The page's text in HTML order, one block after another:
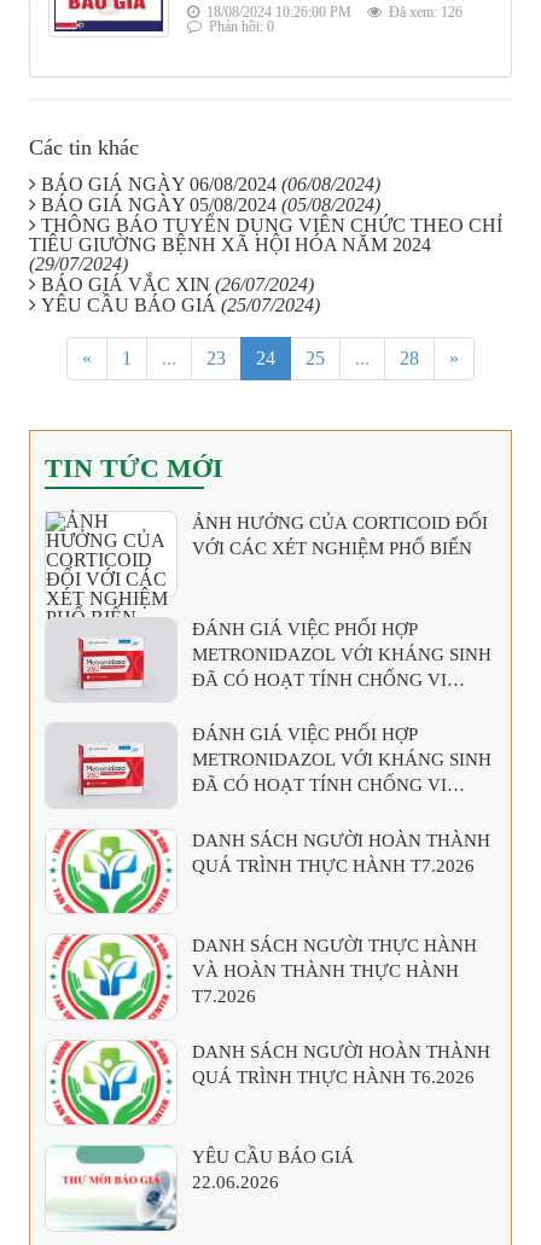
18/08/2024 10:26:00 PM
Đã xem: 126
Phản hồi: 0
Các tin khác
BÁO GIÁ NGÀY 06/08/2024 (06/08/2024)
BÁO GIÁ NGÀY 05/08/2024 (05/08/2024)
THÔNG BÁO TUYỂN DỤNG VIÊN CHỨC THEO CHỈ
TIÊU GIƯỜNG BỆNH XÃ HỘI HÓA NĂM 2024
(29/07/2024)
BÁO GIÁ VẮC XIN (26/07/2024)
YÊU CẦU BÁO GIÁ (25/07/2024)
« 1 ... 23 24 25 ... 28 »
TIN TỨC MỚI
ẢNH HƯỞNG CỦA CORTICOID ĐỐI
VỚI CÁC XÉT NGHIỆM PHỔ BIẾN
ĐÁNH GIÁ VIỆC PHỐI HỢP
METRONIDAZOL VỚI KHÁNG SINH
ĐÃ CÓ HOẠT TÍNH CHỐNG VI
ĐÁNH GIÁ VIỆC PHỐI HỢP
METRONIDAZOL VỚI KHÁNG SINH
ĐÃ CÓ HOẠT TÍNH CHỐNG VI
DANH SÁCH NGƯỜI HOÀN THÀNH
QUÁ TRÌNH THỰC HÀNH T7.2026
DANH SÁCH NGƯỜI THỰC HÀNH
VÀ HOÀN THÀNH THỰC HÀNH
T7.2026
DANH SÁCH NGƯỜI HOÀN THÀNH
QUÁ TRÌNH THỰC HÀNH T6.2026
YÊU CẦU BÁO GIÁ
22.06.2026